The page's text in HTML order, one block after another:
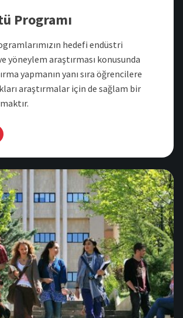
Programı
hedefi endüstri
yöneylem araştırması konusunda
yapmanın yanı sıra öğrencilere
araştırmalar için de sağlam bir